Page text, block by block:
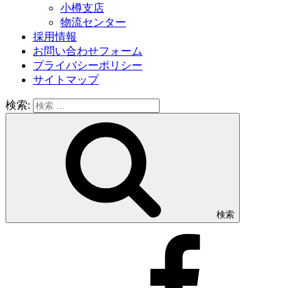
小樽支店
物流センター
採用情報
お問い合わせフォーム
プライバシーポリシー
サイトマップ
検索:
検索